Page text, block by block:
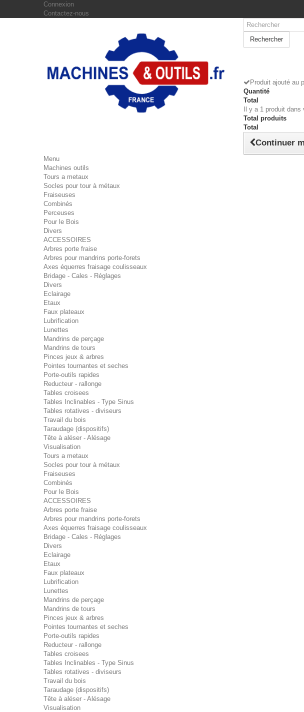
Connexion
Contactez-nous
Rechercher
Produit ajouté au
Quantité
Total
Il y a 1 produit dans
Total produits
Total
Continuer
Menu
Machines outils
Tours a metaux
Socles pour tour à métaux
Fraiseuses
Combinés
Perceuses
Pour le Bois
Divers
ACCESSOIRES
Arbres porte fraise
Arbres pour mandrins porte-forets
Axes équerres fraisage coulisseaux
Bridage - Cales - Réglages
Divers
Eclairage
Etaux
Faux plateaux
Lubrification
Lunettes
Mandrins de perçage
Mandrins de tours
Pinces jeux & arbres
Pointes tournantes et seches
Porte-outils rapides
Reducteur - rallonge
Tables croisees
Tables Inclinables - Type Sinus
Tables rotatives - diviseurs
Travail du bois
Taraudage (dispositifs)
Tête à aléser - Alésage
Visualisation
Tours a metaux
Socles pour tour à métaux
Fraiseuses
Combinés
Pour le Bois
ACCESSOIRES
Arbres porte fraise
Arbres pour mandrins porte-forets
Axes équerres fraisage coulisseaux
Bridage - Cales - Réglages
Divers
Eclairage
Etaux
Faux plateaux
Lubrification
Lunettes
Mandrins de perçage
Mandrins de tours
Pinces jeux & arbres
Pointes tournantes et seches
Porte-outils rapides
Reducteur - rallonge
Tables croisees
Tables Inclinables - Type Sinus
Tables rotatives - diviseurs
Travail du bois
Taraudage (dispositifs)
Tête à aléser - Alésage
Visualisation